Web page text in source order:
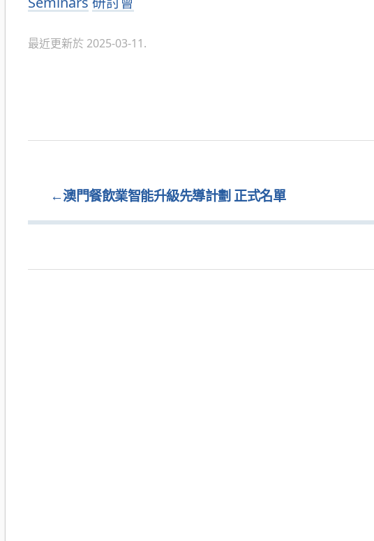
最近更新於 2025-03-11.
←澳門餐飲業智能升級先導計劃 正式名單